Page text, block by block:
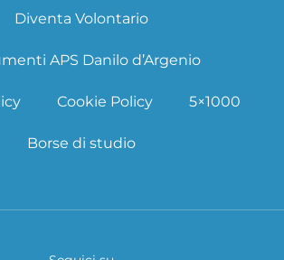
Diventa Volontario
APS Danilo d’Argenio
Cookie Policy 5×1000
Borse di studio